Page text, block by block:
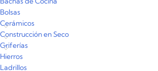
Bolsas
Cerámicos
Construcción en Seco
Griferías
Hierros
Ladrillos